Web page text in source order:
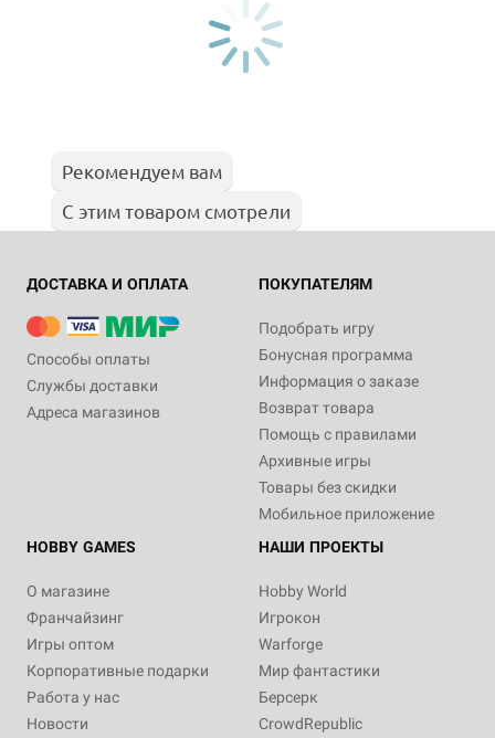
Рекомендуем вам
С этим товаром смотрели
ДОСТАВКА И ОПЛАТА
Способы оплаты
Службы доставки
Адреса магазинов
ПОКУПАТЕЛЯМ
Подобрать игру
Бонусная программа
Информация о заказе
Возврат товара
Помощь с правилами
Архивные игры
Товары без скидки
Мобильное приложение
HOBBY GAMES
О магазине
Франчайзинг
Игры оптом
Корпоративные подарки
Работа у нас
Новости
НАШИ ПРОЕКТЫ
Hobby World
Игрокон
Warforge
Мир фантастики
Берсерк
CrowdRepublic